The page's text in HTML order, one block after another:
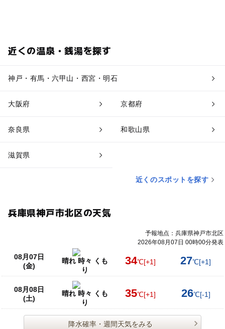
近くの温泉・銭湯を探す
神戸・有馬・六甲山・西宮・明石
大阪府 京都府
奈良県 和歌山県
滋賀県
近くのスポットを探す
兵庫県神戸市北区の天気
予報地点：兵庫県神戸市北区
2026年08月07日 00時00分発表
08月07日
(金)
晴れ 時々 くも
り
34℃[+1] 27℃[+1]
08月08日
(土)
晴れ 時々 くも
り
35℃[+1] 26℃[-1]
降水確率・週間天気をみる